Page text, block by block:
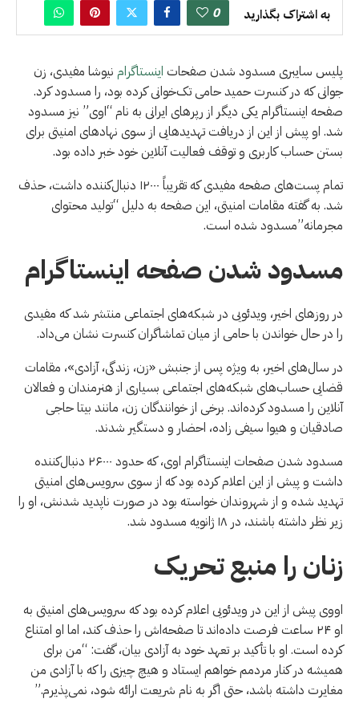
به اشتراک بگذارید 0
پلیس سایبری مسدود شدن صفحات اینستاگرام نیوشا مفیدی، زن
جوانی که در کنسرت حمید حامی تک‌خوانی کرده بود، را مسدود کرد.
صفحه اینستاگرام یکی دیگر از رپرهای ایرانی به نام “اوی” نیز مسدود
شد. او پیش از این از دریافت تهدیدهایی از سوی نهادهای امنیتی برای
بستن حساب کاربری و توقف فعالیت آنلاین خود خبر داده بود.
تمام پست‌های صفحه مفیدی که تقریباً ۱۲۰۰۰ دنبال‌کننده داشت، حذف
شد. به گفته مقامات امنیتی، این صفحه به دلیل “تولید محتوای
مجرمانه”مسدود شده است.
مسدود شدن صفحه اینستاگرام
در روزهای اخیر، ویدئویی در شبکه‌های اجتماعی منتشر شد که مفیدی
را در حال خواندن با حامی از میان تماشاگران کنسرت نشان می‌داد.
در سال‌های اخیر، به ویژه پس از جنبش «زن، زندگی، آزادی»، مقامات
قضایی حساب‌های شبکه‌های اجتماعی بسیاری از هنرمندان و فعالان
آنلاین را مسدود کرده‌اند. برخی از خوانندگان زن، مانند بیتا حاجی
صادقیان و هیوا سیفی زاده، احضار و دستگیر شدند.
مسدود شدن صفحات اینستاگرام اوی، که حدود ۲۶۰۰۰ دنبال‌کننده
داشت و پیش از این اعلام کرده بود که از سوی سرویس‌های امنیتی
تهدید شده و از شهروندان خواسته بود در صورت ناپدید شدنش، او را
زیر نظر داشته باشند، در ۱۸ ژانویه مسدود شد.
زنان را منبع تحریک
اووی پیش از این در ویدئویی اعلام کرده بود که سرویس‌های امنیتی به
او ۲۴ ساعت فرصت داده‌اند تا صفحه‌اش را حذف کند، اما او امتناع
کرده است. او با تأکید بر تعهد خود به آزادی بیان، گفت: “من برای
همیشه در کنار مردمم خواهم ایستاد و هیچ چیزی را که با آزادی من
مغایرت داشته باشد، حتی اگر به نام شریعت ارائه شود، نمی‌پذیرم.”